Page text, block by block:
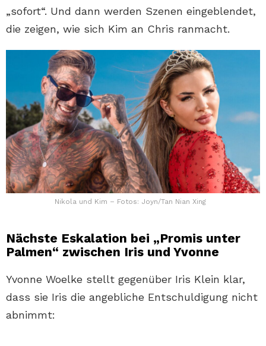
„sofort“. Und dann werden Szenen eingeblendet,
die zeigen, wie sich Kim an Chris ranmacht.
Nikola und Kim – Fotos: Joyn/Tan Nian Xing
Nächste Eskalation bei „Promis unter
Palmen“ zwischen Iris und Yvonne
Yvonne Woelke stellt gegenüber Iris Klein klar,
dass sie Iris die angebliche Entschuldigung nicht
abnimmt: